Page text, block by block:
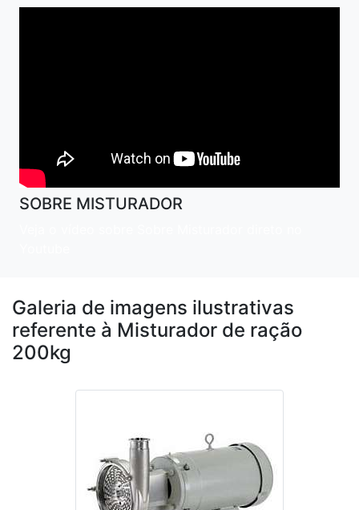
SOBRE MISTURADOR
Galeria de imagens ilustrativas
referente à Misturador de ração
200kg